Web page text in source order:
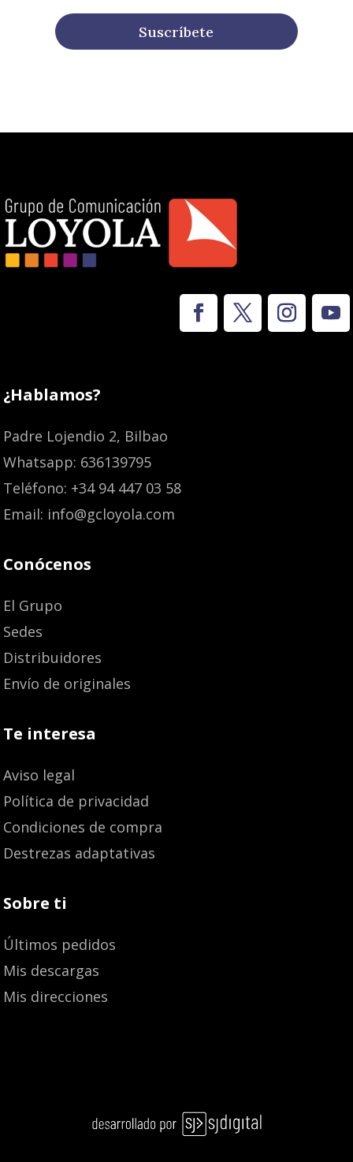
Suscríbete
¿Hablamos?
Padre Lojendio 2, Bilbao
Whatsapp: 636139795
Teléfono: +34 94 447 03 58
Email: info@gcloyola.com
Conócenos
El Grupo
Sedes
Distribuidores
Envío de originales
Te interesa
Aviso legal
Política de privacidad
Condiciones de compra
Destrezas adaptativas
Sobre ti
Últimos pedidos
Mis descargas
Mis direcciones